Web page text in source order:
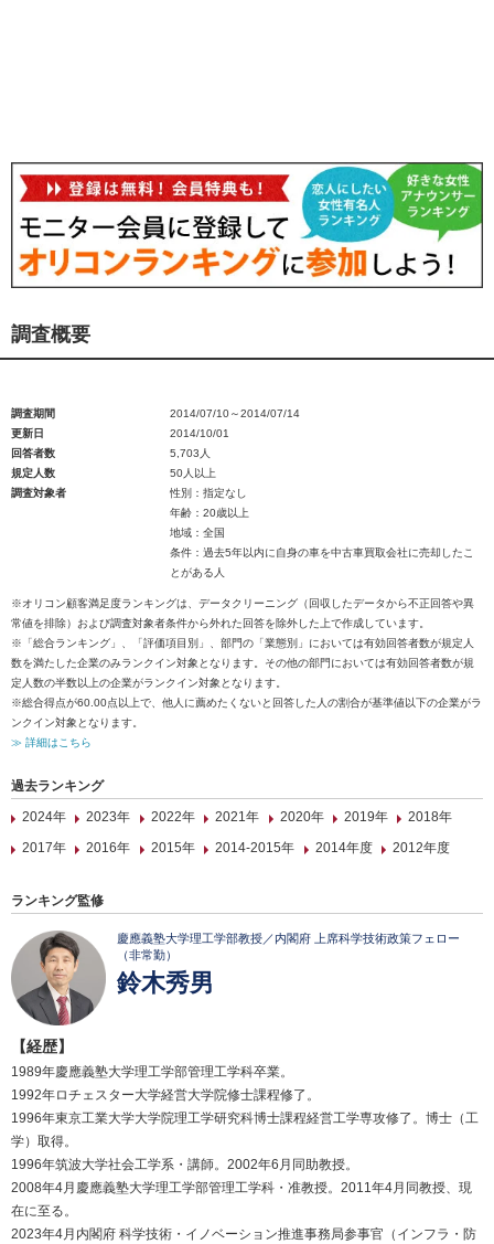
調査概要
調査期間
2014/07/10～2014/07/14
更新日
2014/10/01
回答者数
5,703人
規定人数
50人以上
調査対象者
性別：指定なし
年齢：20歳以上
地域：全国
条件：過去5年以内に自身の車を中古車買取会社に売却したこ
とがある人
※オリコン顧客満足度ランキングは、データクリーニング（回収したデータから不正回答や異
常値を排除）および調査対象者条件から外れた回答を除外した上で作成しています。
※「総合ランキング」、「評価項目別」、部門の「業態別」においては有効回答者数が規定人
数を満たした企業のみランクイン対象となります。その他の部門においては有効回答者数が規
定人数の半数以上の企業がランクイン対象となります。
※総合得点が60.00点以上で、他人に薦めたくないと回答した人の割合が基準値以下の企業がラ
ンクイン対象となります。
≫ 詳細はこちら
過去ランキング
2024年
2023年 2022年 2021年 2020年 2019年
2018年
2017年
2016年 2015年 2014-2015年 2014年度 2012年度
ランキング監修
慶應義塾大学理工学部教授／内閣府 上席科学技術政策フェロー
（非常勤）
鈴木秀男
【経歴】
1989年慶應義塾大学理工学部管理工学科卒業。
1992年ロチェスター大学経営大学院修士課程修了。
1996年東京工業大学大学院理工学研究科博士課程経営工学専攻修了。博士（工
学）取得。
1996年筑波大学社会工学系・講師。2002年6月同助教授。
2008年4月慶應義塾大学理工学部管理工学科・准教授。2011年4月同教授、現
在に至る。
2023年4月内閣府 科学技術・イノベーション推進事務局参事官（インフラ・防